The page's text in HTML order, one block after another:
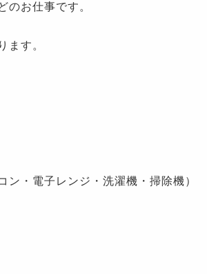
のお仕事です。
ます。
・電子レンジ・洗濯機・掃除機）